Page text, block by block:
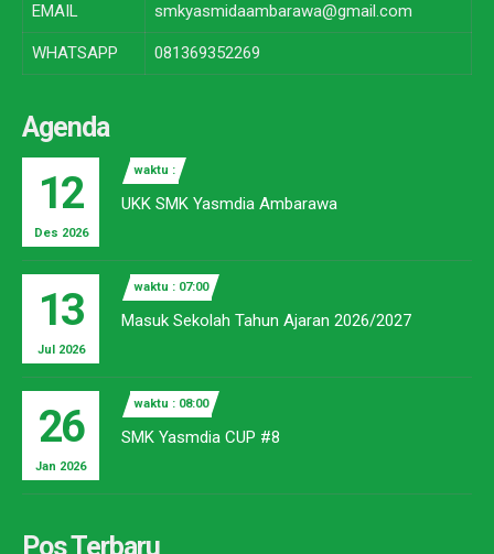
EMAIL smkyasmidaambarawa@gmail.com
WHATSAPP 081369352269
Agenda
12
Des 2026
waktu :
UKK SMK Yasmdia Ambarawa
13
Jul 2026
waktu : 07:00
Masuk Sekolah Tahun Ajaran 2026/2027
26
Jan 2026
waktu : 08:00
SMK Yasmdia CUP #8
Pos Terbaru